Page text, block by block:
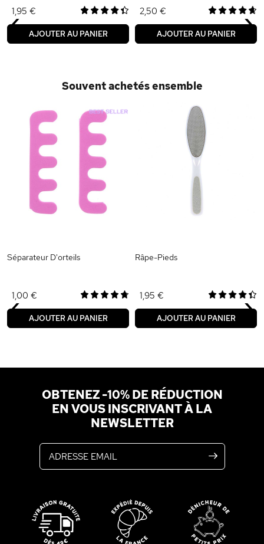
1,95 €
AJOUTER AU PANIER
2,50 €
AJOUTER AU PANIER
‹ ›
Souvent achetés ensemble
Séparateur D'orteils
1,00 €
AJOUTER AU PANIER
Râpe-Pieds
1,95 €
AJOUTER AU PANIER
‹ ›
OBTENEZ -10% DE RÉDUCTION
EN VOUS INSCRIVANT À LA
NEWSLETTER